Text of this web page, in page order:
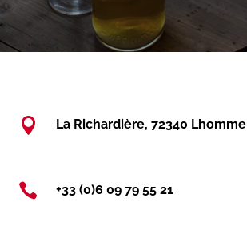
 La Richardière, 72340 Lhomme
 +33 (0)6 09 79 55 21